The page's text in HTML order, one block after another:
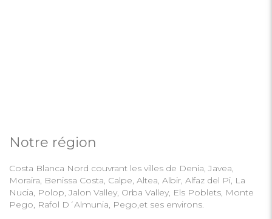
Notre région
Costa Blanca Nord couvrant les villes de Denia, Javea,
Moraira, Benissa Costa, Calpe, Altea, Albir, Alfaz del Pi, La
Nucia, Polop, Jalon Valley, Orba Valley, Els Poblets, Monte
Pego, Rafol D´Almunia, Pego,et ses environs.